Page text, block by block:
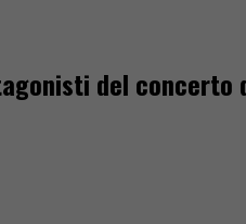
del concerto